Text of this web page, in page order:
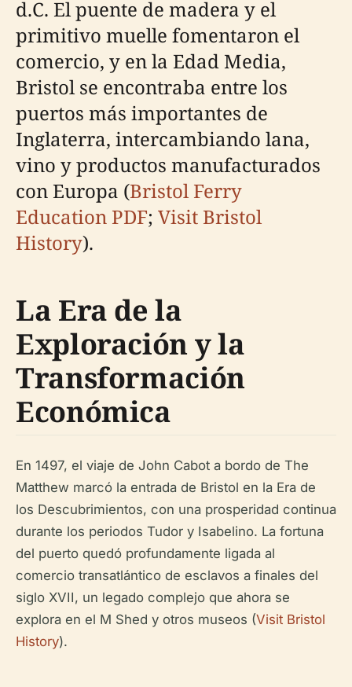
d.C. El puente de madera y el
primitivo muelle fomentaron el
comercio, y en la Edad Media,
Bristol se encontraba entre los
puertos más importantes de
Inglaterra, intercambiando lana,
vino y productos manufacturados
con Europa (Bristol Ferry
Education PDF; Visit Bristol
History).
La Era de la
Exploración y la
Transformación
Económica
En 1497, el viaje de John Cabot a bordo de The
Matthew marcó la entrada de Bristol en la Era de
los Descubrimientos, con una prosperidad continua
durante los periodos Tudor y Isabelino. La fortuna
del puerto quedó profundamente ligada al
comercio transatlántico de esclavos a finales del
siglo XVII, un legado complejo que ahora se
explora en el M Shed y otros museos (Visit Bristol
History).